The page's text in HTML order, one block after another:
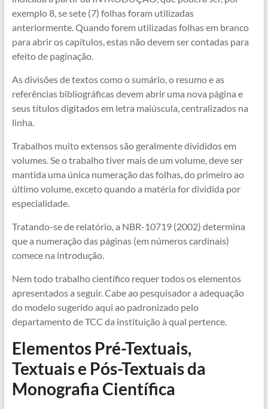
exemplo 8, se sete (7) folhas foram utilizadas
anteriormente. Quando forem utilizadas folhas em branco
para abrir os capítulos, estas não devem ser contadas para
efeito de paginação.
As divisões de textos como o sumário, o resumo e as
referências bibliográficas devem abrir uma nova página e
seus títulos digitados em letra maiúscula, centralizados na
linha.
Trabalhos muito extensos são geralmente divididos em
volumes. Se o trabalho tiver mais de um volume, deve ser
mantida uma única numeração das folhas, do primeiro ao
último volume, exceto quando a matéria for dividida por
especialidade.
Tratando-se de relatório, a NBR-10719 (2002) determina
que a numeração das páginas (em números cardinais)
comece na introdução.
Nem todo trabalho científico requer todos os elementos
apresentados a seguir. Cabe ao pesquisador a adequação
do modelo sugerido aqui ao padronizado pelo
departamento de TCC da instituição à qual pertence.
Elementos Pré-Textuais,
Textuais e Pós-Textuais da
Monografia Científica